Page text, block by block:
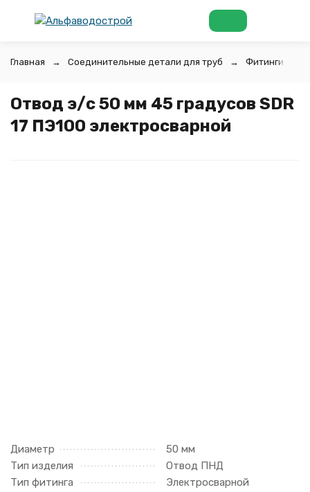
Главная Соединительные детали для труб Фитинги для
Отвод э/с 50 мм 45 градусов SDR
17 ПЭ100 электросварной
Диаметр
50 мм
Тип изделия
Отвод ПНД
Тип фитинга
Электросварной